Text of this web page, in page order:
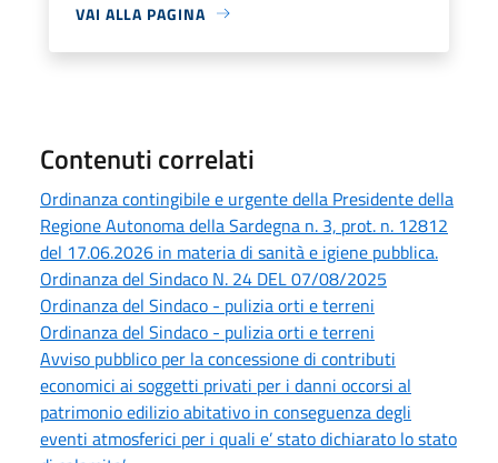
VAI ALLA PAGINA
Contenuti correlati
Ordinanza contingibile e urgente della Presidente della
Regione Autonoma della Sardegna n. 3, prot. n. 12812
del 17.06.2026 in materia di sanità e igiene pubblica.
Ordinanza del Sindaco N. 24 DEL 07/08/2025
Ordinanza del Sindaco - pulizia orti e terreni
Ordinanza del Sindaco - pulizia orti e terreni
Avviso pubblico per la concessione di contributi
economici ai soggetti privati per i danni occorsi al
patrimonio edilizio abitativo in conseguenza degli
eventi atmosferici per i quali e’ stato dichiarato lo stato